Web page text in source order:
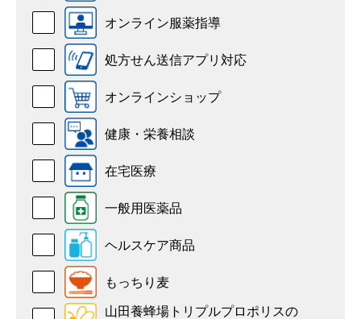
オンライン服薬指導
処方せん送信アプリ対応
オンラインショップ
健康・栄養相談
在宅医療
一般用医薬品
ヘルスケア商品
もっちり麦
山田養蜂場トリプルプロポリスの